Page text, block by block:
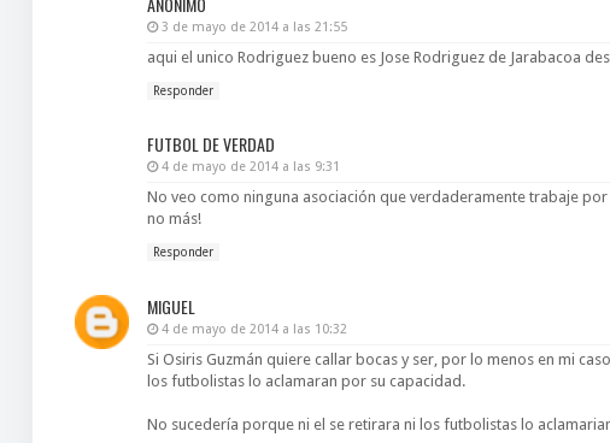
3 de mayo de 2014 a las 21:55
aqui el unico Rodriguez bueno es Jose Rodriguez de Jarabacoa
Responder
FUTBOL DE VERDAD
4 de mayo de 2014 a las 9:31
No veo como ninguna asociación que verdaderamente trabaje
no más!
Responder
MIGUEL
4 de mayo de 2014 a las 10:32
Si Osiris Guzmán quiere callar bocas y ser, por lo menos en mi
los futbolistas lo aclamaran por su capacidad.
No sucedería porque ni el se retirara ni los futbolistas lo